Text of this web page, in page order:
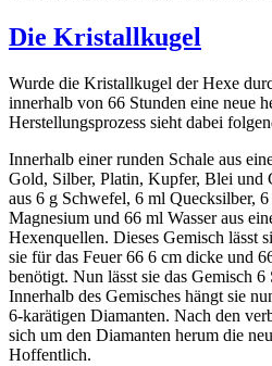
Die Kristallkugel
Wurde die Kristallkugel der Hexe
innerhalb von 66 Stunden eine neue
Herstellungsprozess sieht dabei
Innerhalb einer runden Schale aus
Gold, Silber, Platin, Kupfer, Blei und
aus 6 g Schwefel, 6 ml Quecksilber,
Magnesium und 66 ml Wasser aus
Hexenquellen. Dieses Gemisch lässt
sie für das Feuer 66 6 cm dicke und
benötigt. Nun lässt sie das Gemisch
Innerhalb des Gemisches hängt sie
6-karätigen Diamanten. Nach den
sich um den Diamanten herum die
Hoffentlich.